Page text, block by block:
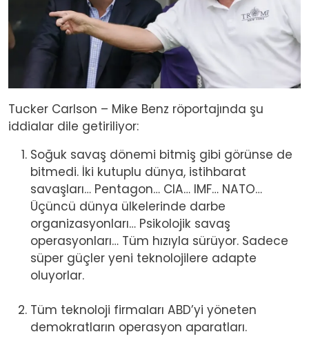
Tucker Carlson – Mike Benz röportajında şu
iddialar dile getiriliyor:
Soğuk savaş dönemi bitmiş gibi görünse de
bitmedi. İki kutuplu dünya, istihbarat
savaşları… Pentagon… CIA… IMF… NATO…
Üçüncü dünya ülkelerinde darbe
organizasyonları… Psikolojik savaş
operasyonları… Tüm hızıyla sürüyor. Sadece
süper güçler yeni teknolojilere adapte
oluyorlar.
Tüm teknoloji firmaları ABD’yi yöneten
demokratların operasyon aparatları.